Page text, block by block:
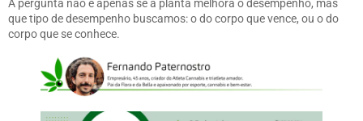
A pergunta não é apenas se a planta melhora o desempenho, mas
que tipo de desempenho buscamos: o do corpo que vence, ou o do
corpo que se conhece.